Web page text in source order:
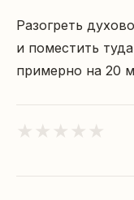
Разогреть
и поместить
примерно на 20
★ ★ ★ ★ ★